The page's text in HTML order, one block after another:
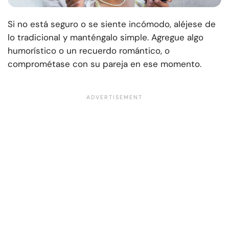
Si no está seguro o se siente incómodo, aléjese de
lo tradicional y manténgalo simple. Agregue algo
humorístico o un recuerdo romántico, o
comprométase con su pareja en ese momento.